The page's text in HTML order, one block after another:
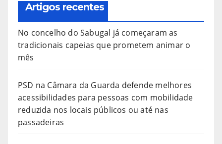
Artigos recentes
No concelho do Sabugal já começaram as
tradicionais capeias que prometem animar o
mês
PSD na Câmara da Guarda defende melhores
acessibilidades para pessoas com mobilidade
reduzida nos locais públicos ou até nas
passadeiras